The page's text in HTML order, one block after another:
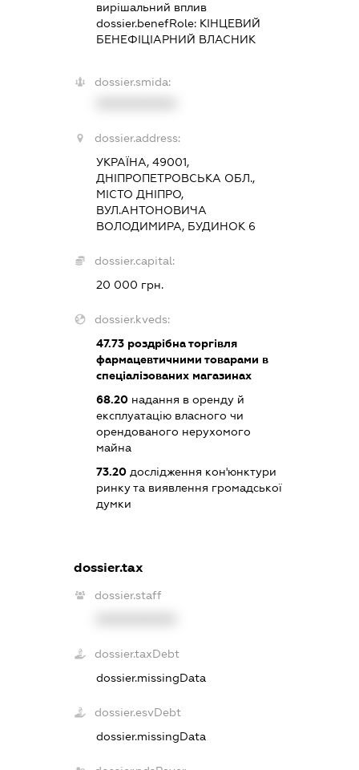
вирішальний вплив
dossier.benefRole: КІНЦЕВИЙ
БЕНЕФІЦІАРНИЙ ВЛАСНИК
dossier.smida:
dossier.address:
УКРАЇНА, 49001,
ДНІПРОПЕТРОВСЬКА ОБЛ.,
МІСТО ДНІПРО,
ВУЛ.АНТОНОВИЧА
ВОЛОДИМИРА, БУДИНОК 6
dossier.capital:
20 000 грн.
dossier.kveds:
47.73роздрібна торгівля
фармацевтичними товарами в
спеціалізованих магазинах
68.20надання в оренду й
експлуатацію власного чи
орендованого нерухомого
майна
73.20дослідження кон'юнктури
ринку та виявлення громадської
думки
dossier.tax
dossier.staff
dossier.taxDebt
dossier.missingData
dossier.esvDebt
dossier.missingData